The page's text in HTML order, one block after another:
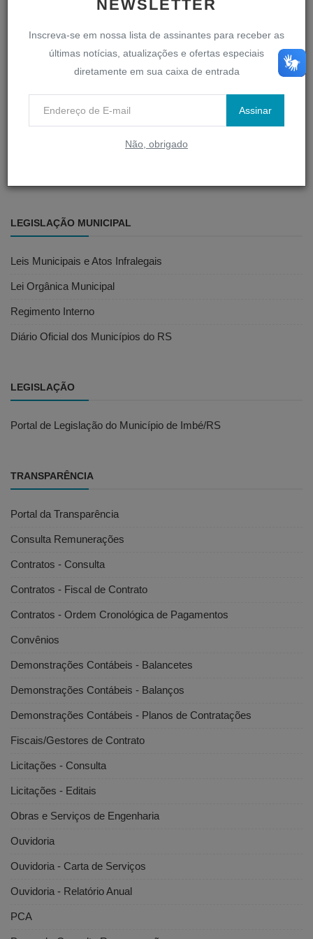
NEWSLETTER
Inscreva-se em nossa lista de assinantes para receber as
últimas notícias, atualizações e ofertas especiais
diretamente em sua caixa de entrada
Assinar
Não, obrigado
Vídeos das Sessões
LEGISLAÇÃO MUNICIPAL
Leis Municipais e Atos Infralegais
Lei Orgânica Municipal
Regimento Interno
Diário Oficial dos Municípios do RS
LEGISLAÇÃO
Portal de Legislação do Município de Imbé/RS
TRANSPARÊNCIA
Portal da Transparência
Consulta Remunerações
Contratos - Consulta
Contratos - Fiscal de Contrato
Contratos - Ordem Cronológica de Pagamentos
Convênios
Demonstrações Contábeis - Balancetes
Demonstrações Contábeis - Balanços
Demonstrações Contábeis - Planos de Contratações
Fiscais/Gestores de Contrato
Licitações - Consulta
Licitações - Editais
Obras e Serviços de Engenharia
Ouvidoria
Ouvidoria - Carta de Serviços
Ouvidoria - Relatório Anual
PCA